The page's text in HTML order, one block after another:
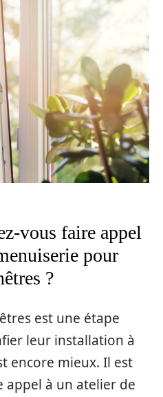
vous faire appel
pour
?
est une étape
leur installation à
encore mieux. Il est
appel à un atelier de